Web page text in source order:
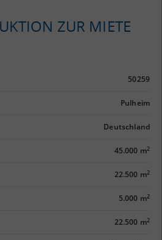
ZUR MIETE
50259
Pulheim
Deutschland
45.000 m2
22.500 m2
5.000 m2
22.500 m2